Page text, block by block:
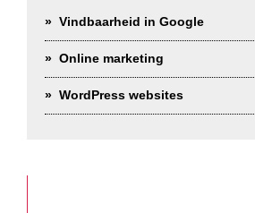
Vindbaarheid in Google
Online marketing
WordPress websites